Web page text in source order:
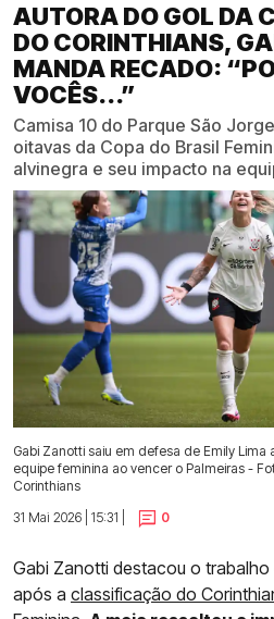
AUTORA DO GOL DA
DO CORINTHIANS,
MANDA RECADO:
VOCÊS...”
Camisa 10 do Parque São
oitavas da Copa do Brasil
alvinegra e seu impacto na
Gabi Zanotti saiu em defesa de Emily
equipe feminina ao vencer o Palmeiras -
Corinthians
31 Mai 2026 | 15:31 |
0
Gabi Zanotti destacou o trabalho
após a classificação do